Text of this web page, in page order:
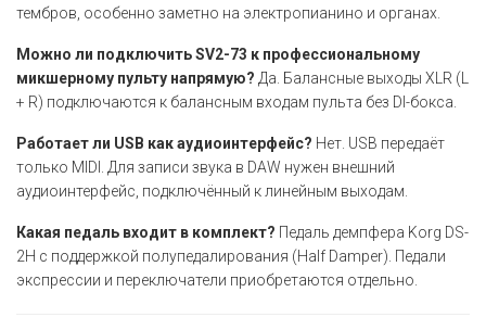
тембров, особенно заметно на электропианино и органах.
Можно ли подключить SV2-73 к профессиональному
микшерному пульту напрямую? Да. Балансные выходы XLR (L
+ R) подключаются к балансным входам пульта без DI-бокса.
Работает ли USB как аудиоинтерфейс? Нет. USB передаёт
только MIDI. Для записи звука в DAW нужен внешний
аудиоинтерфейс, подключённый к линейным выходам.
Какая педаль входит в комплект? Педаль демпфера Korg DS-
2H с поддержкой полупедалирования (Half Damper). Педали
экспрессии и переключатели приобретаются отдельно.